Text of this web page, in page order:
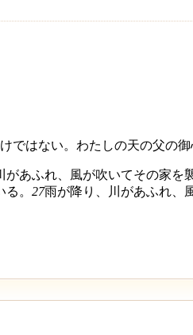
ではない。わたしの天の父の
があふれ、風が吹いてその家を
。 27雨が降り、川があふれ、